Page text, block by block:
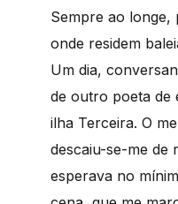
Sempre ao longe,
onde residem
Um dia,
de outro poeta de
ilha Terceira. O
descaiu-se-me de
esperava no